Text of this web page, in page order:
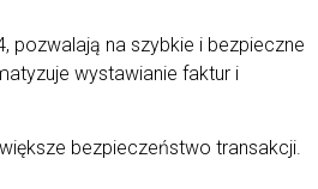
pozwalają na szybkie i bezpieczne
wystawianie faktur i
bezpieczeństwo transakcji.